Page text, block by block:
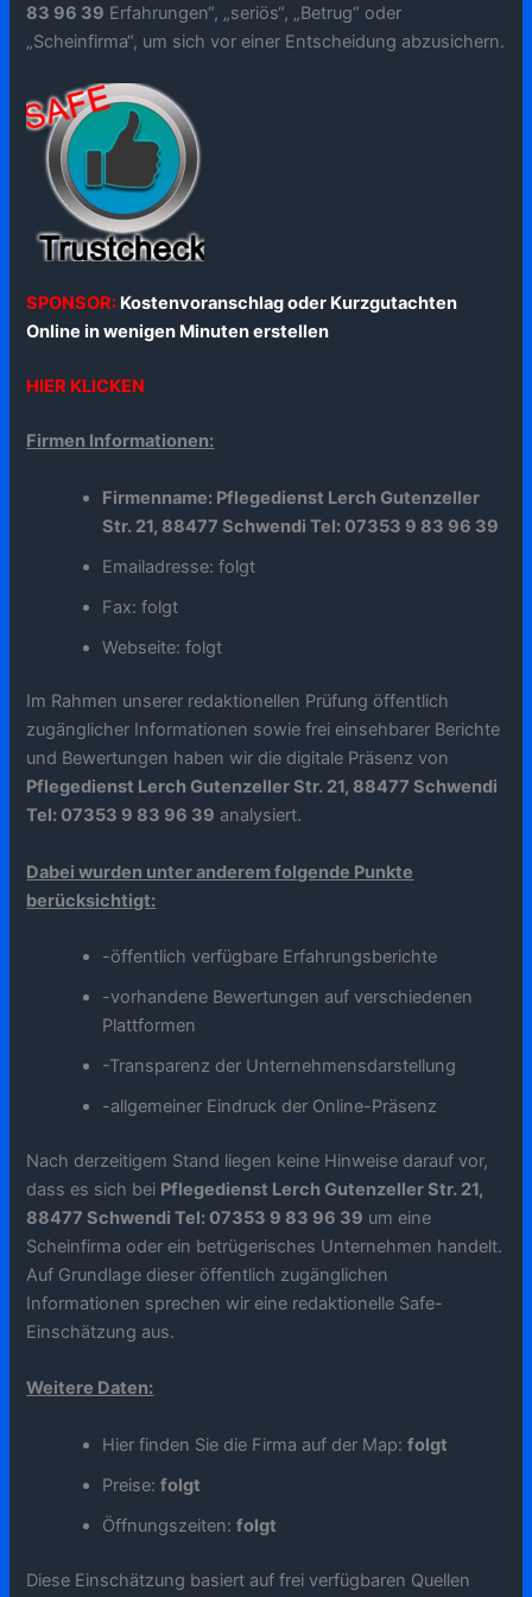
83 96 39 Erfahrungen“, „seriös“, „Betrug“ oder
„Scheinfirma“, um sich vor einer Entscheidung abzusichern.
SPONSOR: Kostenvoranschlag oder Kurzgutachten
Online in wenigen Minuten erstellen
HIER KLICKEN
Firmen Informationen:
Firmenname: Pflegedienst Lerch Gutenzeller
Str. 21, 88477 Schwendi Tel: 07353 9 83 96 39
Emailadresse: folgt
Fax: folgt
Webseite: folgt
Im Rahmen unserer redaktionellen Prüfung öffentlich
zugänglicher Informationen sowie frei einsehbarer Berichte
und Bewertungen haben wir die digitale Präsenz von
Pflegedienst Lerch Gutenzeller Str. 21, 88477 Schwendi
Tel: 07353 9 83 96 39 analysiert.
Dabei wurden unter anderem folgende Punkte
berücksichtigt:
-öffentlich verfügbare Erfahrungsberichte
-vorhandene Bewertungen auf verschiedenen
Plattformen
-Transparenz der Unternehmensdarstellung
-allgemeiner Eindruck der Online-Präsenz
Nach derzeitigem Stand liegen keine Hinweise darauf vor,
dass es sich bei Pflegedienst Lerch Gutenzeller Str. 21,
88477 Schwendi Tel: 07353 9 83 96 39 um eine
Scheinfirma oder ein betrügerisches Unternehmen handelt.
Auf Grundlage dieser öffentlich zugänglichen
Informationen sprechen wir eine redaktionelle Safe-
Einschätzung aus.
Weitere Daten:
Hier finden Sie die Firma auf der Map:folgt
Preise:folgt
Öffnungszeiten:folgt
Diese Einschätzung basiert auf frei verfügbaren Quellen